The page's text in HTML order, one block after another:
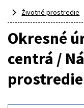
Životné prostredie
Okresné
centrá /
prostredie